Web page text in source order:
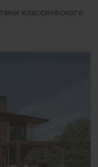
классического